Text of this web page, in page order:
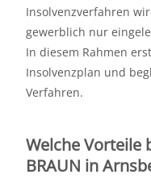
Insolvenzverfahren
gewerblich nur
In diesem Rahmen
Insolvenzplan und
Verfahren.
Welche Vorteile
BRAUN in